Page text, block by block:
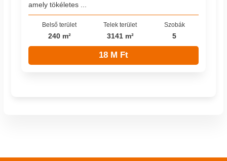
amely tökéletes ...
Belső terület
240 m²
Telek terület
3141 m²
Szobák
5
18 M Ft